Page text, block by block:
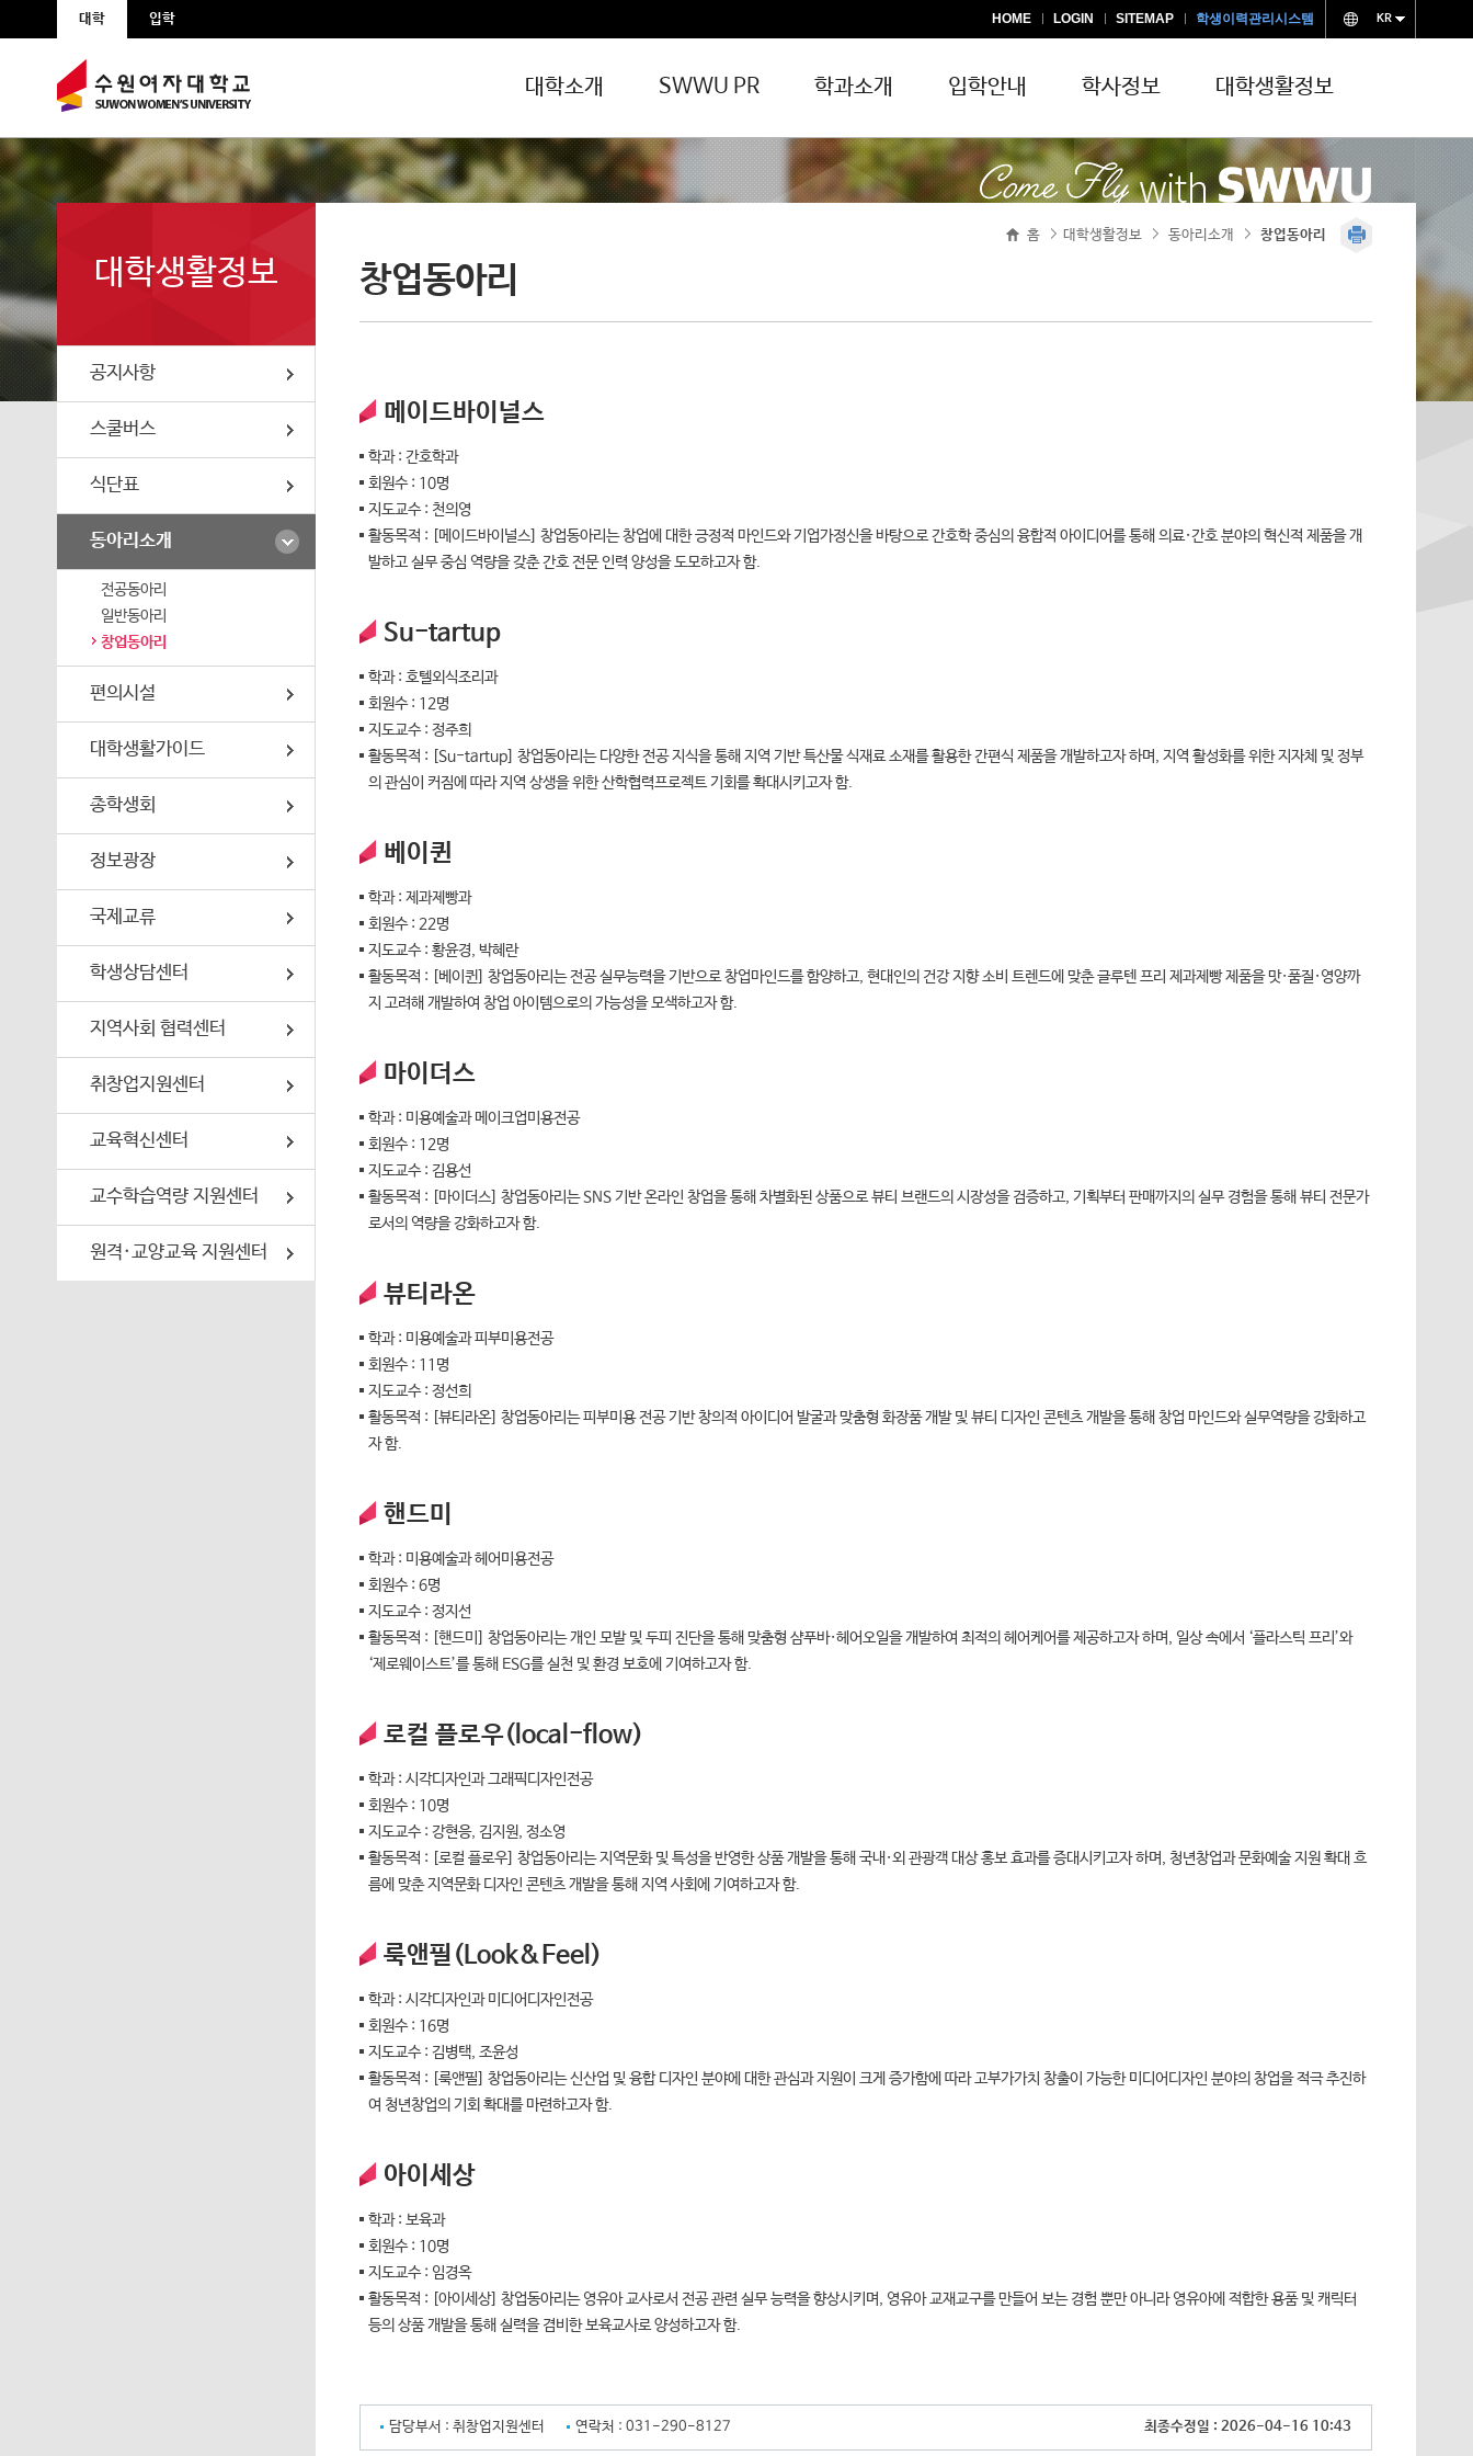
본문 바로가기
주메뉴 바로가기
대학 입학 HOME LOGIN SITEMAP 학생이력관리시스템 KR
대학소개 SWWU PR 학과소개 입학안내 학사정보 대학생활정보
공지사항 일반공지 채용공고 보건관리 입찰공지 대학교양교육 공지 안전관리
식단표
대학생활가이드 무선 인터넷(Wi-Fi)
총학생회
정보광장
국제교류 국제교류소개 공지사항
취창업지원센터
교육혁신센터 교육혁신센터 소개 운영프로그램 소개 공지사항
원격·교양교육 지원센터
대학생활정보
공지사항
스쿨버스
식단표
동아리소개
전공동아리
일반동아리
창업동아리
편의시설
대학생활가이드
총학생회
정보광장
국제교류
학생상담센터
지역사회 협력센터
취창업지원센터
교육혁신센터
교수학습역량 지원센터
원격·교양교육 지원센터
홈 >
대학생활정보 >
동아리소개 >
창업동아리
창업동아리
메이드바이널스
학과 : 간호학과
회원수 : 10명
지도교수 : 천의영
활동목적 : [메이드바이널스] 창업동아리는 창업에 대한 긍정적 마인드와 기업가정신을 바탕으로 간호학 중심의 융합적 아이디어를 통해 의료·간호 분야의 혁신적 제품을 개
발하고 실무 중심 역량을 갖춘 간호 전문 인력 양성을 도모하고자 함.
Su-tartup
학과 : 호텔외식조리과
회원수 : 12명
지도교수 : 정주희
활동목적 : [Su-tartup] 창업동아리는 다양한 전공 지식을 통해 지역 기반 특산물 식재료 소재를 활용한 간편식 제품을 개발하고자 하며, 지역 활성화를 위한 지자체 및 정부
의 관심이 커짐에 따라 지역 상생을 위한 산학협력프로젝트 기회를 확대시키고자 함.
베이퀸
학과 : 제과제빵과
회원수 : 22명
지도교수 : 황윤경, 박혜란
활동목적 : [베이퀸] 창업동아리는 전공 실무능력을 기반으로 창업마인드를 함양하고, 현대인의 건강 지향 소비 트렌드에 맞춘 글루텐 프리 제과제빵 제품을 맛·품질·영양까
지 고려해 개발하여 창업 아이템으로의 가능성을 모색하고자 함.
마이더스
학과 : 미용예술과 메이크업미용전공
회원수 : 12명
지도교수 : 김용선
활동목적 : [마이더스] 창업동아리는 SNS 기반 온라인 창업을 통해 차별화된 상품으로 뷰티 브랜드의 시장성을 검증하고, 기획부터 판매까지의 실무 경험을 통해 뷰티 전문가
로서의 역량을 강화하고자 함.
뷰티라온
학과 : 미용예술과 피부미용전공
회원수 : 11명
지도교수 : 정선희
활동목적 : [뷰티라온] 창업동아리는 피부미용 전공 기반 창의적 아이디어 발굴과 맞춤형 화장품 개발 및 뷰티 디자인 콘텐츠 개발을 통해 창업 마인드와 실무역량을 강화하고
자 함.
핸드미
학과 : 미용예술과 헤어미용전공
회원수 : 6명
지도교수 : 정지선
활동목적 : [핸드미] 창업동아리는 개인 모발 및 두피 진단을 통해 맞춤형 샴푸바·헤어오일을 개발하여 최적의 헤어케어를 제공하고자 하며, 일상 속에서 ‘플라스틱 프리’와
‘제로웨이스트’를 통해 ESG를 실천 및 환경 보호에 기여하고자 함.
로컬 플로우(local-flow)
학과 : 시각디자인과 그래픽디자인전공
회원수 : 10명
지도교수 : 강현응, 김지원, 정소영
활동목적 : [로컬 플로우] 창업동아리는 지역문화 및 특성을 반영한 상품 개발을 통해 국내·외 관광객 대상 홍보 효과를 증대시키고자 하며, 청년창업과 문화예술 지원 확대 흐
름에 맞춘 지역문화 디자인 콘텐츠 개발을 통해 지역 사회에 기여하고자 함.
룩앤필(Look&Feel)
학과 : 시각디자인과 미디어디자인전공
회원수 : 16명
지도교수 : 김병택, 조윤성
활동목적 : [룩앤필] 창업동아리는 신산업 및 융합 디자인 분야에 대한 관심과 지원이 크게 증가함에 따라 고부가가치 창출이 가능한 미디어디자인 분야의 창업을 적극 추진하
여 청년창업의 기회 확대를 마련하고자 함.
아이세상
학과 : 보육과
회원수 : 10명
지도교수 : 임경옥
활동목적 : [아이세상] 창업동아리는 영유아 교사로서 전공 관련 실무 능력을 향상시키며, 영유아 교재교구를 만들어 보는 경험 뿐만 아니라 영유아에 적합한 용품 및 캐릭터
등의 상품 개발을 통해 실력을 겸비한 보육교사로 양성하고자 함.
담당부서 : 취창업지원센터 연락처 : 031-290-8127 최종수정일 : 2026-04-16 10:43